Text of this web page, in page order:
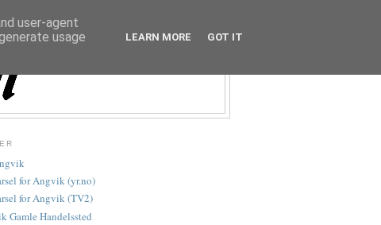
for Angvik (yr.no)
for Angvik (TV2)
Gamle Handelssted
user-agent
usage
LEARN MORE GOT IT